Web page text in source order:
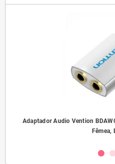
Adaptador Audio Vention
Fêmea,